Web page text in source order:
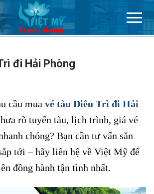
đi Hải Phòng
cầu mua vé tàu Diêu Trì đi Hải
rõ tuyến tàu, lịch trình, giá vé
chóng? Bạn cần tư vấn săn
tới – hãy liên hệ về Việt Mỹ để
đồng hành tận tình nhất.